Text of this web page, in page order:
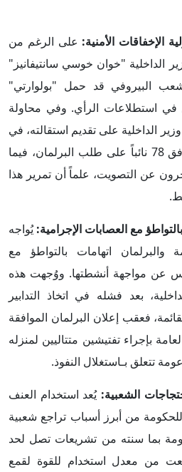
على الرغم من
الداخلية "خوان خوسي سانتيفانيز"
البيروفي قد حمل "بولوارتي"
في استطلاعات الرأي. وفي محاولة
وزير الداخلية على تقديم استقالته، في
شهر مارس 2025، حيث وافق 78 نائباً على طلب البرلمان، فيما
11 نائباً وامتنع 20 آخرون عن التصويت، علماً أن تمرير هذا
يُواجه
والبرلمان اتهامات بالتواطؤ مع
عن مواجهة أنشطتها. ووُجهت هذه
بعد فشله في اتخاذ التدابير
فعقب إعلان البرلمان الموافقة
بإجراء تفتيشين متتاليين لمنزله
تتعلق بـاستغلال النفوذ.
يُعد استخدام العنف
من أبرز أسباب تراجع شعبية
بما سنته من تشريعات تصل لحد
من معدل استخدام للقوة لقمع